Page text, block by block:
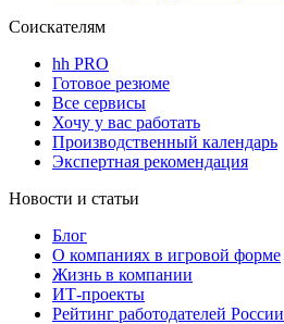
Соискателям
hh PRO
Готовое резюме
Все сервисы
Хочу у вас работать
Производственный календарь
Экспертная рекомендация
Новости и статьи
Блог
О компаниях в игровой форме
Жизнь в компании
ИТ-проекты
Рейтинг работодателей России